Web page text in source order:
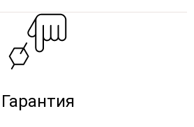
Гарантия